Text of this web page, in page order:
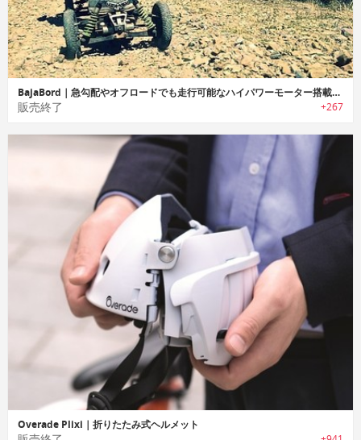
BajaBord｜急勾配やオフロードでも走行可能なハイパワーモーター搭載電動スケートボード「バジャボード」
販売終了 +267
Overade Plixi｜折りたたみ式ヘルメット